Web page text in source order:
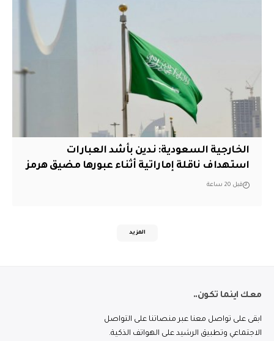
‏الخارجية السعودية: ندين بأشد العبارات
استهداف ناقلة إماراتية أثناء عبورها مضيق هرمز
قبل 20 ساعة
المزيد
معك اينما تكون..
ابقى على تواصل معنا عبر منصاتنا على التواصل
الاجتماعي وتطبيق الرشيد على الهواتف الذكية.